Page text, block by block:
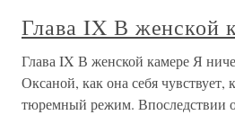
Глава IX В женской
Глава IX В женской камере Я
Оксаной, как она себя чувствует,
тюремный режим. Впоследствии